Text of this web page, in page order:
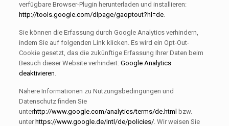
verfügbare Browser-Plugin herunterladen und installieren:
http://tools.google.com/dlpage/gaoptout?hl=de.
Sie können die Erfassung durch Google Analytics verhindern,
indem Sie auf folgenden Link klicken. Es wird ein Opt-Out-
Cookie gesetzt, das die zukünftige Erfassung Ihrer Daten beim
Besuch dieser Website verhindert:Google Analytics
deaktivieren.
Nähere Informationen zu Nutzungsbedingungen und
Datenschutz finden Sie
unterhttp://www.google.com/analytics/terms/de.html bzw.
unter https://www.google.de/intl/de/policies/. Wir weisen Sie